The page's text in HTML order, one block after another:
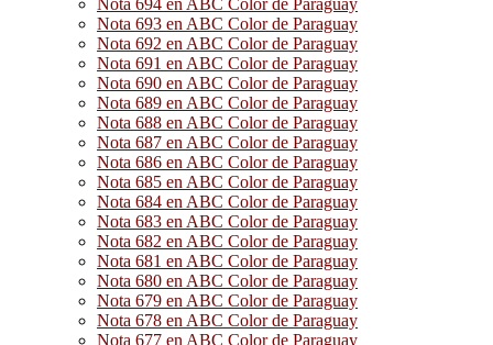
Nota 694 en ABC Color de Paraguay
Nota 693 en ABC Color de Paraguay
Nota 692 en ABC Color de Paraguay
Nota 691 en ABC Color de Paraguay
Nota 690 en ABC Color de Paraguay
Nota 689 en ABC Color de Paraguay
Nota 688 en ABC Color de Paraguay
Nota 687 en ABC Color de Paraguay
Nota 686 en ABC Color de Paraguay
Nota 685 en ABC Color de Paraguay
Nota 684 en ABC Color de Paraguay
Nota 683 en ABC Color de Paraguay
Nota 682 en ABC Color de Paraguay
Nota 681 en ABC Color de Paraguay
Nota 680 en ABC Color de Paraguay
Nota 679 en ABC Color de Paraguay
Nota 678 en ABC Color de Paraguay
Nota 677 en ABC Color de Paraguay